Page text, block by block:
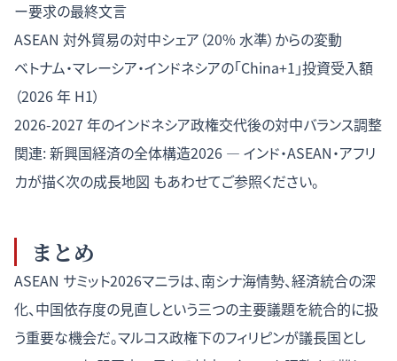
ー要求の最終文言
ASEAN 対外貿易の対中シェア（20% 水準）からの変動
ベトナム・マレーシア・インドネシアの「China+1」投資受入額
（2026 年 H1）
2026-2027 年のインドネシア政権交代後の対中バランス調整
関連:新興国経済の全体構造2026 — インド・ASEAN・アフリ
カが描く次の成長地図 もあわせてご参照ください。
まとめ
ASEAN サミット2026マニラは、南シナ海情勢、経済統合の深
化、中国依存度の見直しという三つの主要議題を統合的に扱
う重要な機会だ。マルコス政権下のフィリピンが議長国とし